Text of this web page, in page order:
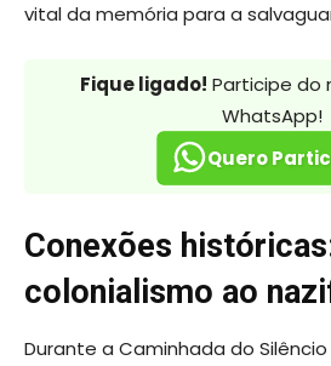
vital da memória para a
Fique ligado! Participe do
WhatsApp!
Quero
Conexões
colonialismo ao
Durante a Caminhada do